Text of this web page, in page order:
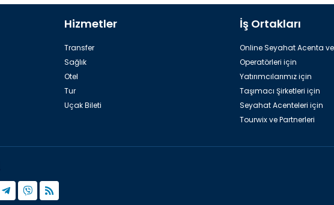
Hizmetler
Transfer
Sağlık
Otel
Tur
Uçak Bileti
İş Ortakları
Online Seyahat Acenta
Operatörleri için
Yatırımcılarımız için
Taşımacı Şirketleri için
Seyahat Acenteleri için
Tourwix ve Partnerleri